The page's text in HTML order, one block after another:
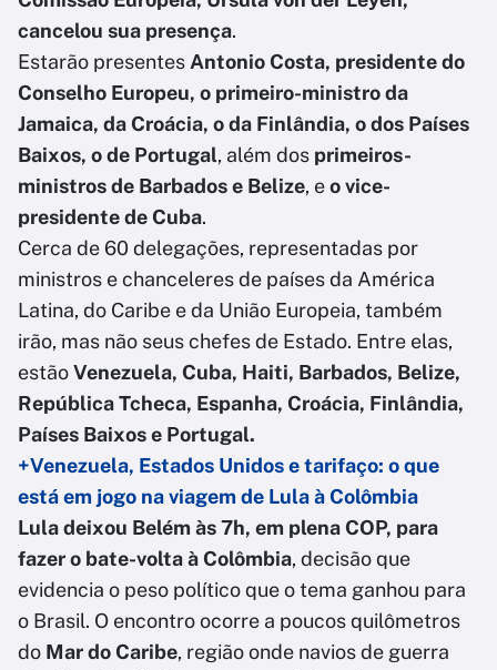
cancelou sua presença.
Estarão presentesAntonio Costa, presidente do
Conselho Europeu, o primeiro-ministro da
Jamaica, da Croácia, o da Finlândia, o dos Países
Baixos, o de Portugal, além dos primeiros-
ministros de Barbados e Belize, eo vice-
presidente de Cuba.
Cerca de 60 delegações, representadas por
ministros e chanceleres de países da América
Latina, do Caribe e da União Europeia, também
irão, mas não seus chefes de Estado. Entre elas,
estãoVenezuela, Cuba, Haiti, Barbados, Belize,
República Tcheca, Espanha, Croácia, Finlândia,
Países Baixos e Portugal.
+Venezuela, Estados Unidos e tarifaço: o que
está em jogo na viagem de Lula à Colômbia
Lula deixou Belém às 7h, em plena COP, para
fazer o bate-volta à Colômbia, decisão que
evidencia o peso político que o tema ganhou para
o Brasil. O encontro ocorre a poucos quilômetros
do Mar do Caribe, região onde navios de guerra